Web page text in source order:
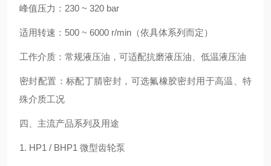
峰值压力：230 ~ 320 bar
适用转速：500 ~ 6000 r/min（依具体系列而定）
工作介质：常规液压油，可适配抗磨液压油、低温液压油
密封配置：标配丁腈密封，可选氟橡胶密封用于高温、特
殊介质工况
四、主流产品系列及用途
1. HP1 / BHP1 微型齿轮泵